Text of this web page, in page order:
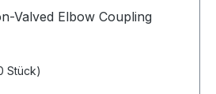
Valved Elbow Coupling
Stück)